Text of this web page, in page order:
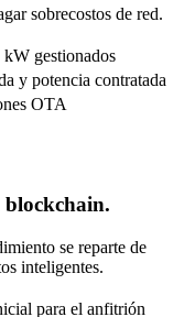
sobrecostos de red.
kW gestionados
y potencia contratada
OTA
blockchain.
se reparte de
inteligentes.
para el anfitrión